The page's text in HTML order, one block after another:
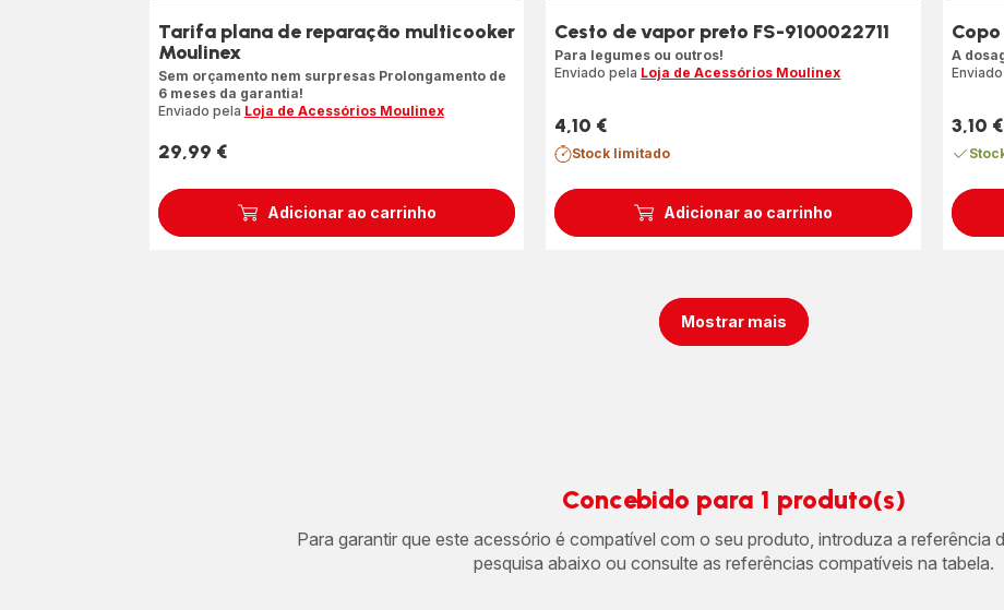
Adicionar ao carrinho
Tarifa plana de reparação multicooker
Moulinex
Sem orçamento nem surpresas Prolongamento de
6 meses da garantia!
Enviado pela Loja de Acessórios Moulinex
Preço
29,99 €
Adicionar ao carrinho
Cesto de vapor preto FS-9100022711
Para legumes ou outros!
Enviado pela Loja de Acessórios Moulinex
Preço
4,10 €
Stock limitado
A
Preço
3,10 €
Mostrar mais
Concebido para 1 produto(s)
Para garantir que este acessório é compatível com o seu produto, introduza a referência
pesquisa abaixo ou consulte as referências compatíveis na tabela.